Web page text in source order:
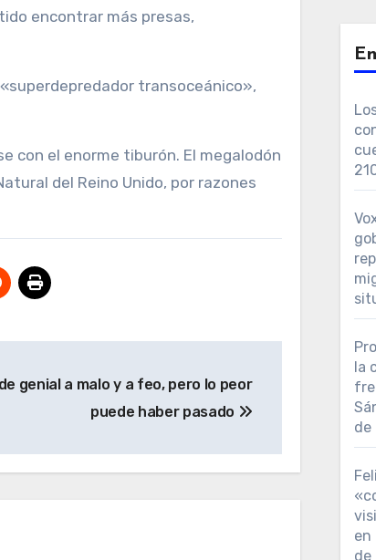
encontrar más presas,
transoceánico»,
con el enorme tiburón. El megalodón
del Reino Unido, por razones
genial a malo y a feo, pero lo peor
puede haber pasado
la
en
de